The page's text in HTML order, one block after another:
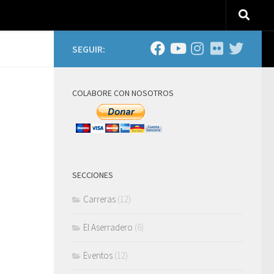
SEGUIR:
COLABORE CON NOSOTROS
SECCIONES
Carreras (12)
El Aserradero (6)
Eventos (12)